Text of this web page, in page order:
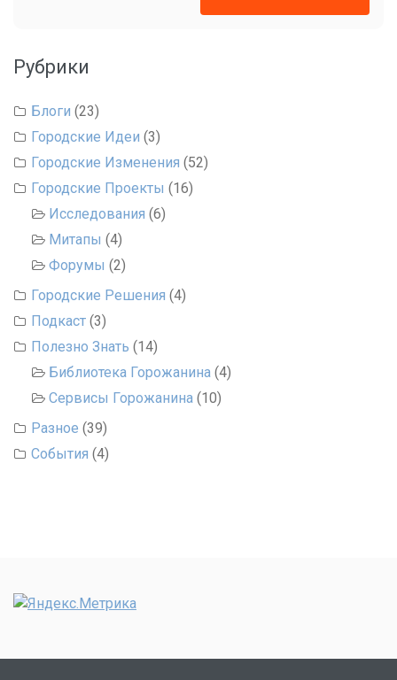
Рубрики
Блоги (23)
Городские Идеи (3)
Городские Изменения (52)
Городские Проекты (16)
Исследования (6)
Митапы (4)
Форумы (2)
Городские Решения (4)
Подкаст (3)
Полезно Знать (14)
Библиотека Горожанина (4)
Сервисы Горожанина (10)
Разное (39)
События (4)